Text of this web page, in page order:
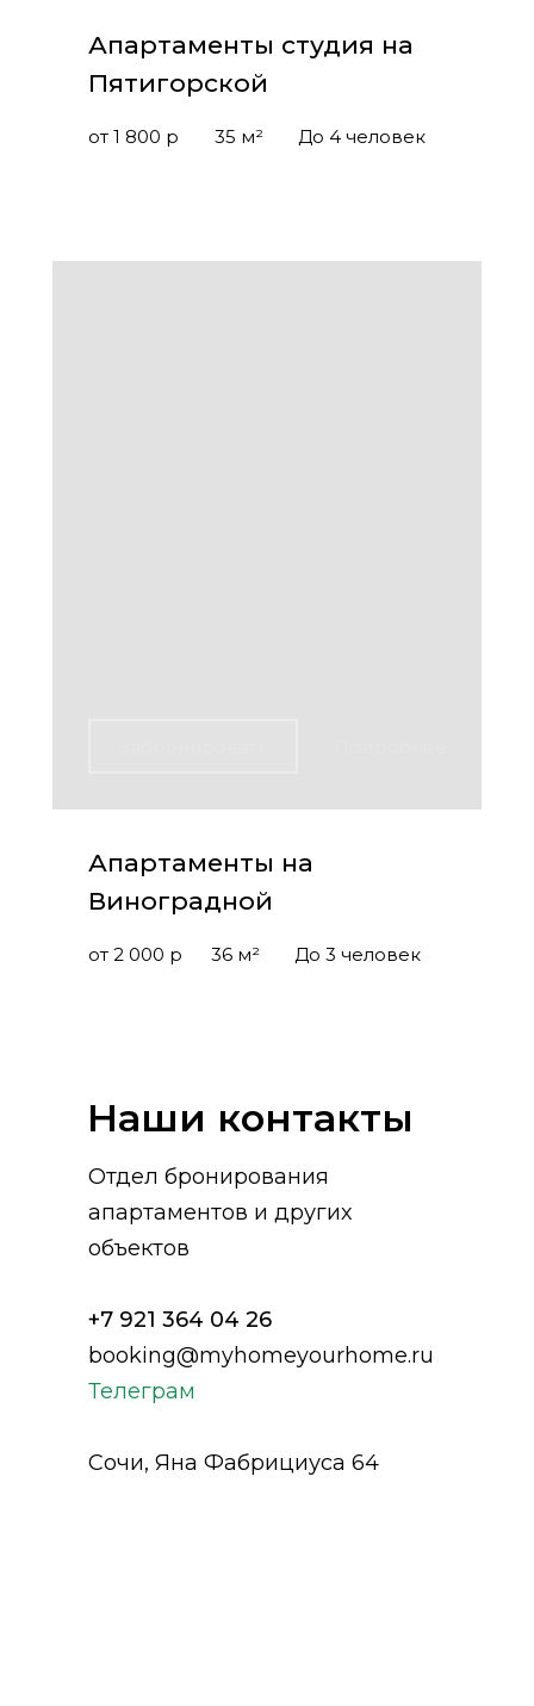
Апартаменты студия на
Пятигорской
от 1 800 р 35 м² До 4 человек
Апартаменты на
Виноградной
от 2 000 р 36 м² До 3 человек
Наши контакты
Отдел бронирования
апартаментов и других
объектов
+7 921 364 04 26
booking@myhomeyourhome.ru
Телеграм
Сочи, Яна Фабрициуса 64